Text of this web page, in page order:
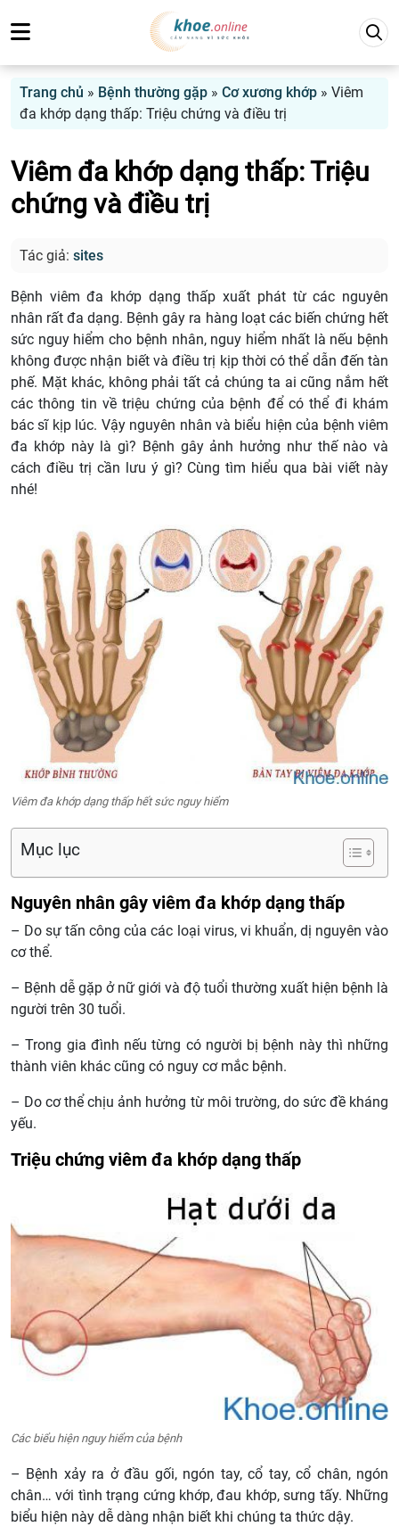
Trang chủ » Bệnh thường gặp » Cơ xương khớp » Viêm
đa khớp dạng thấp: Triệu chứng và điều trị
Viêm đa khớp dạng thấp: Triệu
chứng và điều trị
Tác giả: sites
Bệnh viêm đa khớp dạng thấp xuất phát từ các nguyên
nhân rất đa dạng. Bệnh gây ra hàng loạt các biến chứng hết
sức nguy hiểm cho bệnh nhân, nguy hiểm nhất là nếu bệnh
không được nhận biết và điều trị kịp thời có thể dẫn đến tàn
phế. Mặt khác, không phải tất cả chúng ta ai cũng nắm hết
các thông tin về triệu chứng của bệnh để có thể đi khám
bác sĩ kịp lúc. Vậy nguyên nhân và biểu hiện của bệnh viêm
đa khớp này là gì? Bệnh gây ảnh hưởng như thế nào và
cách điều trị cần lưu ý gì? Cùng tìm hiểu qua bài viết này
nhé!
Viêm đa khớp dạng thấp hết sức nguy hiểm
Mục lục
Nguyên nhân gây viêm đa khớp dạng thấp
– Do sự tấn công của các loại virus, vi khuẩn, dị nguyên vào
cơ thể.
– Bệnh dễ gặp ở nữ giới và độ tuổi thường xuất hiện bệnh là
người trên 30 tuổi.
– Trong gia đình nếu từng có người bị bệnh này thì những
thành viên khác cũng có nguy cơ mắc bệnh.
– Do cơ thể chịu ảnh hưởng từ môi trường, do sức đề kháng
yếu.
Triệu chứng viêm đa khớp dạng thấp
Các biểu hiện nguy hiểm của bệnh
– Bệnh xảy ra ở đầu gối, ngón tay, cổ tay, cổ chân, ngón
chân… với tình trạng cứng khớp, đau khớp, sưng tấy. Những
biểu hiện này dễ dàng nhận biết khi chúng ta thức dậy.